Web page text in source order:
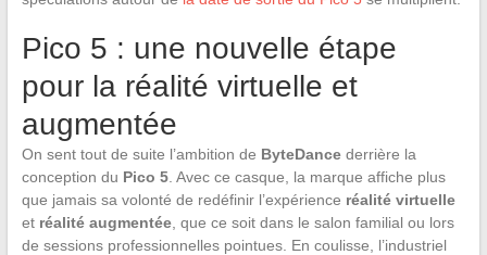
Pico 5 : une nouvelle étape
pour la réalité virtuelle et
augmentée
On sent tout de suite l’ambition de ByteDancederrière la
conception du Pico 5. Avec ce casque, la marque affiche plus
que jamais sa volonté de redéfinir l’expérience réalité virtuelle
et réalité augmentée, que ce soit dans le salon familial ou lors
de sessions professionnelles pointues. En coulisse, l’industriel